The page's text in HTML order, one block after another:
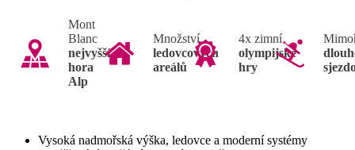
Mont
Blanc
nejvyšší
hora
Alp
Množství
ledovcových
areálů
4x zimní
olympijské
hry
Vysoká nadmořská výška, ledovce a moderní systémy